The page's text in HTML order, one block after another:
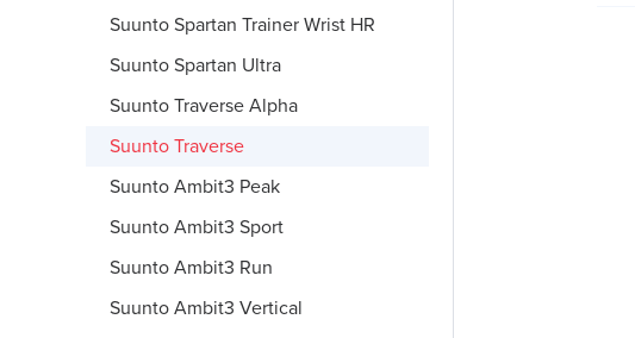
Suunto Spartan Trainer Wrist HR
Suunto Spartan Ultra
Suunto Traverse Alpha
Suunto Traverse
Suunto Ambit3 Peak
Suunto Ambit3 Sport
Suunto Ambit3 Run
Suunto Ambit3 Vertical